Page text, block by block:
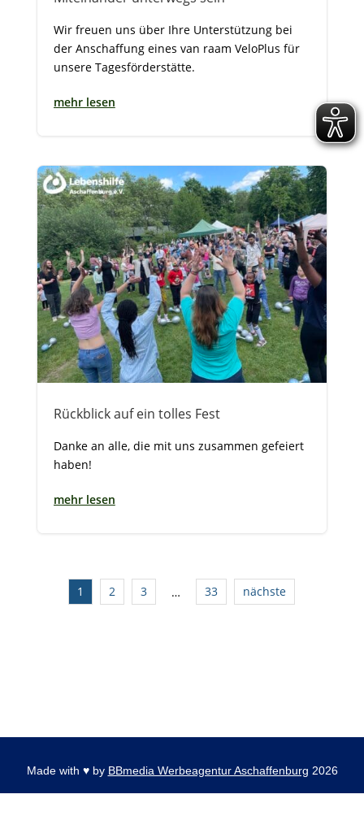
Wir freuen uns über Ihre Unterstützung bei
der Anschaffung eines van raam VeloPlus für
unsere Tagesförderstätte.
mehr lesen
Rückblick auf ein tolles Fest
Danke an alle, die mit uns zusammen gefeiert
haben!
mehr lesen
1 2 3 … 33 nächste
Made with ♥by BBmedia Werbeagentur Aschaffenburg 2026